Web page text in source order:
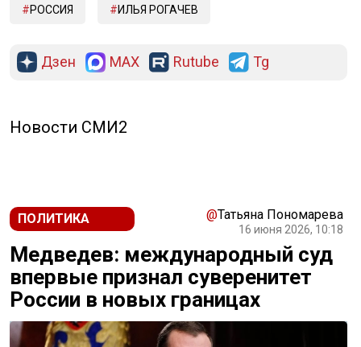
РОССИЯ ИЛЬЯ РОГАЧЕВ
Дзен MAX Rutube Tg
Новости СМИ2
ПОЛИТИКА @Татьяна Пономарева
16 июня 2026, 10:18
Медведев: международный суд
впервые признал суверенитет
России в новых границах